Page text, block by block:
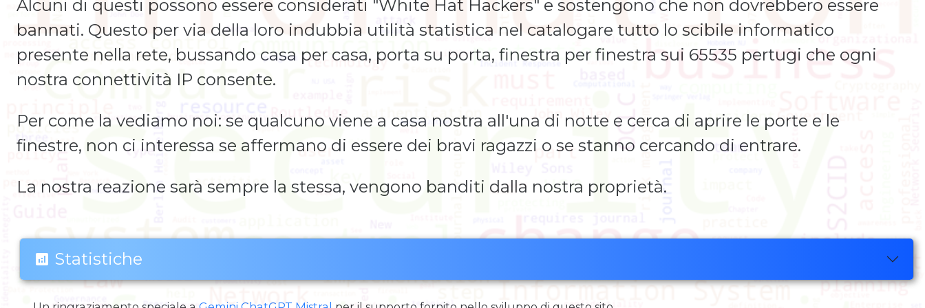
Alcuni di questi possono essere considerati "White Hat Hackers" e sostengono che non dovrebbero essere
bannati. Questo per via della loro indubbia utilità statistica nel catalogare tutto lo scibile informatico
presente nella rete, bussando casa per casa, porta su porta, finestra per finestra sui 65535 pertugi che ogni
nostra connettività IP consente.
Per come la vediamo noi: se qualcuno viene a casa nostra all'una di notte e cerca di aprire le porte e le
finestre, non ci interessa se affermano di essere dei bravi ragazzi o se stanno cercando di entrare.
La nostra reazione sarà sempre la stessa, vengono banditi dalla nostra proprietà.
analytics Statistiche